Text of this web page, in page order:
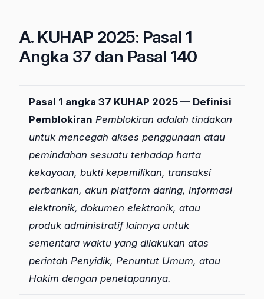
A. KUHAP 2025: Pasal 1
Angka 37 dan Pasal 140
Pasal 1 angka 37 KUHAP 2025 — Definisi
Pemblokiran Pemblokiran adalah tindakan
untuk mencegah akses penggunaan atau
pemindahan sesuatu terhadap harta
kekayaan, bukti kepemilikan, transaksi
perbankan, akun platform daring, informasi
elektronik, dokumen elektronik, atau
produk administratif lainnya untuk
sementara waktu yang dilakukan atas
perintah Penyidik, Penuntut Umum, atau
Hakim dengan penetapannya.